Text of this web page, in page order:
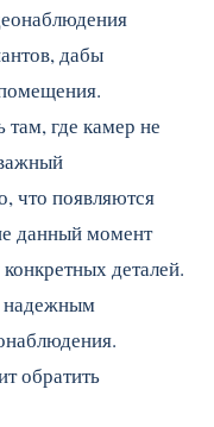
дабы
где камер не
что появляются
данный момент
деталей.
надежным
обратить